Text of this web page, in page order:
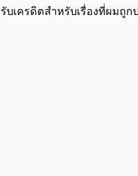
รับเครดิตสำหรับเรื่องที่ผม